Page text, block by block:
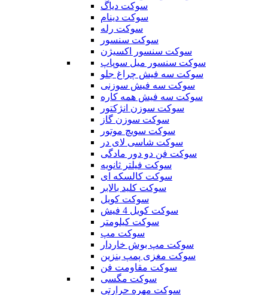
سوکت دیاگ
سوکت دینام
سوکت رله
سوکت سنسور
سوکت سنسور اکسیژن
سوکت سنسور میل سوپاپ
سوکت سه فیش چراغ جلو
سوکت سه فیش سوزنی
سوکت سه فیش همه کاره
سوکت سوزن انژکتور
سوکت سوزن گاز
سوکت سویچ موتور
سوکت شاسی لای در
سوکت فن دو دور مادگی
سوکت فیلتر ثانویه
سوکت کالسکه ای
سوکت کلید بالابر
سوکت کویل
سوکت کویل 4 فیش
سوکت کیلومتر
سوکت مپ
سوکت مپ بوش خاردار
سوکت مغزی پمپ بنزین
سوکت مقاومت فن
سوکت مگسی
سوکت مهره حرارتی